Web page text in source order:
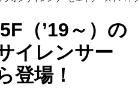
（’19～）の
イレンサー
登場！